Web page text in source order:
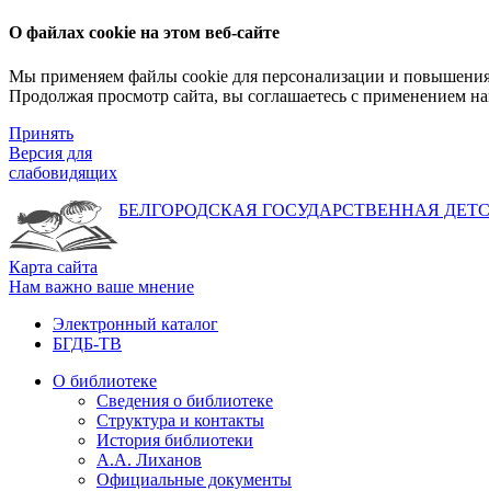
О файлах cookie на этом веб-сайте
Мы применяем файлы cookie для персонализации и
Продолжая просмотр сайта, вы соглашаетесь с применением
Принять
Версия для
слабовидящих
БЕЛГОРОДСКАЯ ГОСУДАРСТВЕННАЯ
Карта сайта
Нам важно ваше мнение
Электронный каталог
БГДБ-ТВ
О библиотеке
Сведения о библиотеке
Структура и контакты
История библиотеки
А.А. Лиханов
Официальные документы